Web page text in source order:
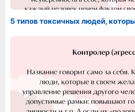
5 типов токсичных людей,